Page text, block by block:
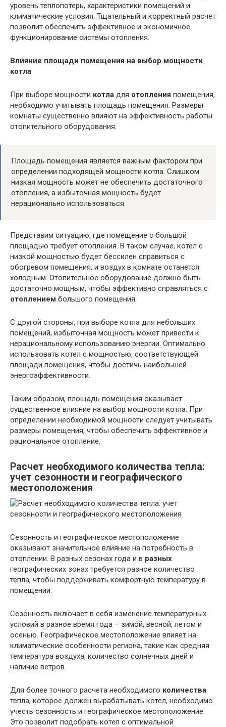
уровень теплопотерь, характеристики помещений и
климатические условия. Тщательный и корректный расчет
позволит обеспечить эффективное и экономичное
функционирование системы отопления.
Влияние площади помещения на выбор мощности
котла
При выборе мощности котла для отопления помещения,
необходимо учитывать площадь помещения. Размеры
комнаты существенно влияют на эффективность работы
отопительного оборудования.
Площадь помещения является важным фактором при
определении подходящей мощности котла. Слишком
низкая мощность может не обеспечить достаточного
отопления, а избыточная мощность будет
нерационально использоваться.
Представим ситуацию, где помещение с большой
площадью требует отопления. В таком случае, котел с
низкой мощностью будет бессилен справиться с
обогревом помещения, и воздух в комнате останется
холодным. Отопительное оборудование должно быть
достаточно мощным, чтобы эффективно справляться с
отоплением большого помещения.
С другой стороны, при выборе котла для небольших
помещений, избыточная мощность может привести к
нерациональному использованию энергии. Оптимально
использовать котел с мощностью, соответствующей
площади помещения, чтобы достичь наибольшей
энергоэффективности.
Таким образом, площадь помещения оказывает
существенное влияние на выбор мощности котла. При
определении необходимой мощности следует учитывать
размеры помещения, чтобы обеспечить эффективное и
рациональное отопление.
Расчет необходимого количества тепла:
учет сезонности и географического
местоположения
Сезонность и географическое местоположение
оказывают значительное влияние на потребность в
отоплении. В разных сезонах года и в разных
географических зонах требуется разное количество
тепла, чтобы поддерживать комфортную температуру в
помещении.
Сезонность включает в себя изменение температурных
условий в разное время года – зимой, весной, летом и
осенью. Географическое местоположение влияет на
климатические особенности региона, такие как средняя
температура воздуха, количество солнечных дней и
наличие ветров.
Для более точного расчета необходимого количества
тепла, которое должен вырабатывать котел, необходимо
учесть сезонность и географическое местоположение.
Это позволит подобрать котел с оптимальной